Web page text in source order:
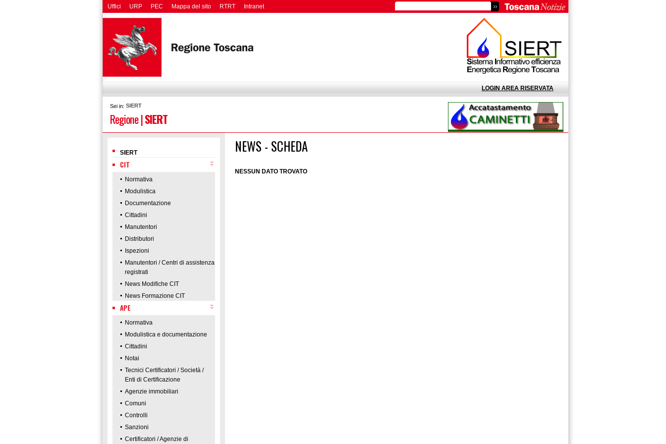
Uffici URP PEC Mappa del sito RTRT Intranet
LOGIN AREA RISERVATA
Sei in: SIERT
Regione|SIERT
SIERT
CIT
Normativa
Modulistica
Documentazione
Cittadini
Manutentori
Distributori
Ispezioni
Manutentori / Centri di assistenza
registrati
News Modifiche CIT
News Formazione CIT
APE
Normativa
Modulistica e documentazione
Cittadini
Notai
Tecnici Certificatori / Società /
Enti di Certificazione
Agenzie immobiliari
Comuni
Controlli
Sanzioni
Certificatori / Agenzie di
NEWS - SCHEDA
NESSUN DATO TROVATO